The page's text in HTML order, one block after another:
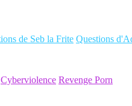
de Seb la Frite Questions
Cyberviolence Revenge Porn